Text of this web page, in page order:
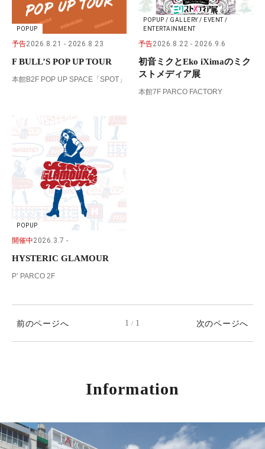
POPUP
予告2026.8.21 2026.8.23
F BULL’S POP UP TOUR
本館B2F POP UP SPACE「SPOT」
POPUP / GALLERY / EVENT /
ENTERTAINMENT
予告2026.8.22 2026.9.6
初音ミクとEko iXimaのミク
ストメディア展
本館7F PARCO FACTORY
POPUP
開催中2026.3.7
HYSTERIC GLAMOUR
P’ PARCO 2F
前のページへ 1 / 1 次のページへ
Information